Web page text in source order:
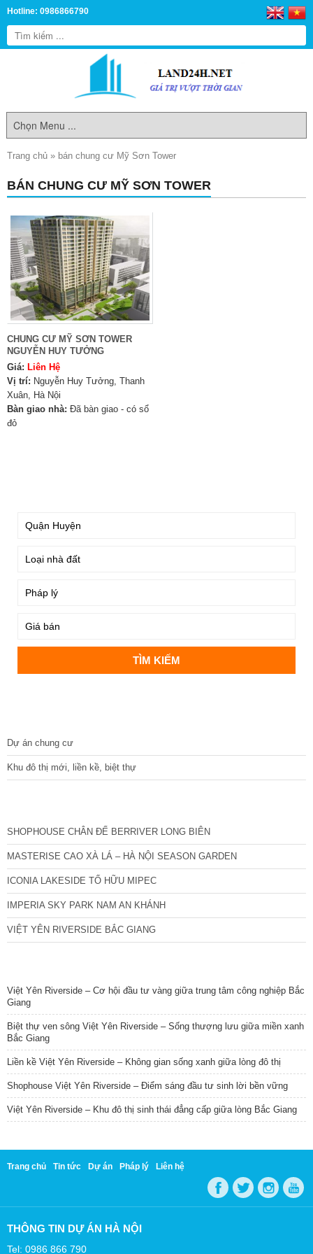
Hotline: 0986866790
Trang chủ » bán chung cư Mỹ Sơn Tower
BÁN CHUNG CƯ MỸ SƠN TOWER
CHUNG CƯ MỸ SƠN TOWER
NGUYỄN HUY TƯỞNG
Giá: Liên Hệ
Vị trí: Nguyễn Huy Tưởng, Thanh
Xuân, Hà Nội
Bàn giao nhà: Đã bàn giao - có sổ
đỏ
Dự án chung cư
Khu đô thị mới, liền kề, biệt thự
SHOPHOUSE CHÂN ĐẾ BERRIVER LONG BIÊN
MASTERISE CAO XÀ LÁ – HÀ NỘI SEASON GARDEN
ICONIA LAKESIDE TỐ HỮU MIPEC
IMPERIA SKY PARK NAM AN KHÁNH
VIỆT YÊN RIVERSIDE BẮC GIANG
Việt Yên Riverside – Cơ hội đầu tư vàng giữa trung tâm công nghiệp Bắc
Giang
Biệt thự ven sông Việt Yên Riverside – Sống thượng lưu giữa miền xanh
Bắc Giang
Liền kề Việt Yên Riverside – Không gian sống xanh giữa lòng đô thị
Shophouse Việt Yên Riverside – Điểm sáng đầu tư sinh lời bền vững
Việt Yên Riverside – Khu đô thị sinh thái đẳng cấp giữa lòng Bắc Giang
Trang chủ Tin tức Dự án Pháp lý Liên hệ
THÔNG TIN DỰ ÁN HÀ NỘI
Tel: 0986 866 790